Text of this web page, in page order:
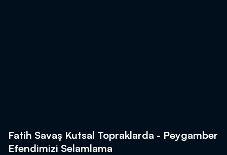
Fatih Savaş Kutsal Topraklarda - Peygamber
Efendimizi Selamlama